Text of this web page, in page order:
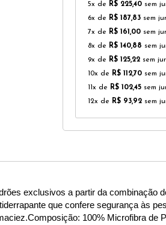
5x de R$ 225,40 sem
6x de R$ 187,83 sem
7x de R$ 161,00 sem
8x de R$ 140,88 sem
9x de R$ 125,22 sem
10x de R$ 112,70 sem
11x de R$ 102,45 sem
12x de R$ 93,92 sem
exclusivos a partir da combinação
que confere segurança às
100% Microfibra de